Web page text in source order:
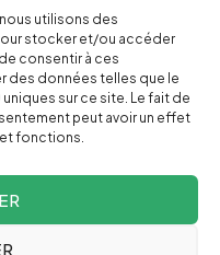
utilisons des
stocker et/ou accéder
consentir à ces
des données telles que le
sur ce site. Le fait de
peut avoir un effet
fonctions.